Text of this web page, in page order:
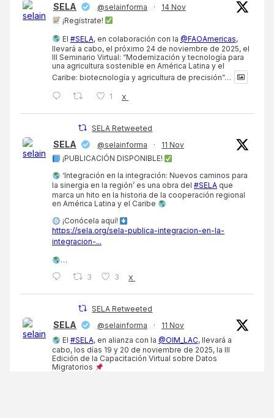
SELA @selainforma ·
14 Nov
¡Regístrate!
El #SELA, en colaboración con la @FAOAmericas,
llevará a cabo, el próximo 24 de noviembre de 2025, el
III Seminario Virtual: “Modernización y tecnología para
una agricultura sostenible en América Latina y el
Caribe: biotecnología y agricultura de precisión”…
1 X
SELA Retweeted
SELA @selainforma ·
11 Nov
¡PUBLICACIÓN DISPONIBLE!
‘Integración en la integración: Nuevos caminos para
la sinergia en la región’ es una obra del #SELA que
marca un hito en la historia de la cooperación regional
en América Latina y el Caribe
¡Conócela aquí!
https://sela.org/sela-publica-integracion-en-la-
integracion-...
…
3
3 X
SELA Retweeted
SELA @selainforma ·
11 Nov
El #SELA, en alianza con la @OIM_LAC, llevará a
cabo, los días 19 y 20 de noviembre de 2025, la III
Edición de la Capacitación Virtual sobre Datos
Migratorios